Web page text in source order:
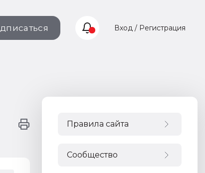
Вход / Регистрация
Правила сайта
Сообщество